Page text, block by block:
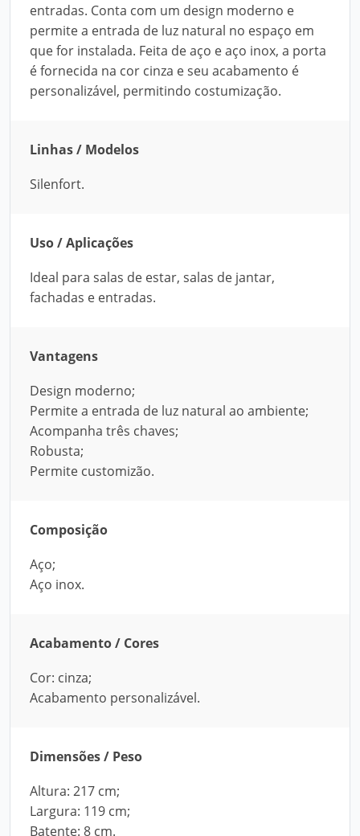
entradas. Conta com um design moderno e
permite a entrada de luz natural no espaço em
que for instalada. Feita de aço e aço inox, a porta
é fornecida na cor cinza e seu acabamento é
personalizável, permitindo costumização.
Linhas / Modelos
Silenfort.
Uso / Aplicações
Ideal para salas de estar, salas de jantar,
fachadas e entradas.
Vantagens
Design moderno;
Permite a entrada de luz natural ao ambiente;
Acompanha três chaves;
Robusta;
Permite customizão.
Composição
Aço;
Aço inox.
Acabamento / Cores
Cor: cinza;
Acabamento personalizável.
Dimensões / Peso
Altura: 217 cm;
Largura: 119 cm;
Batente: 8 cm.